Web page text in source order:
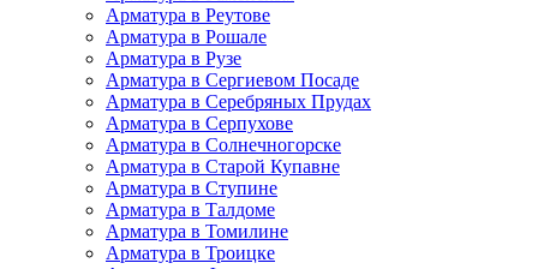
Арматура в Реутове
Арматура в Рошале
Арматура в Рузе
Арматура в Сергиевом Посаде
Арматура в Серебряных Прудах
Арматура в Серпухове
Арматура в Солнечногорске
Арматура в Старой Купавне
Арматура в Ступине
Арматура в Талдоме
Арматура в Томилине
Арматура в Троицке